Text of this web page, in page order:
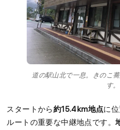
道の駅山北で一息。きのこ
す。
スタートから約15.4km地点に
ルートの重要な中継地点です。